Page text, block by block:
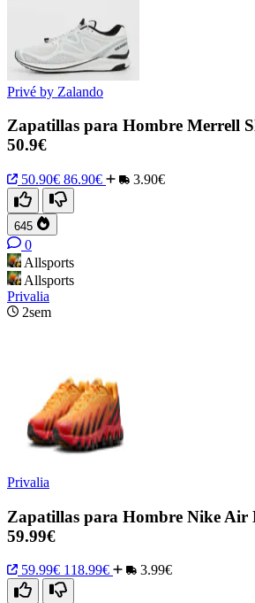
Privé by Zalando
Zapatillas para Hombre Merrell
50.9€
50.90€ 86.90€ 3.90€
645
0
Allsports
Allsports
Privalia
2sem
Privalia
Zapatillas para Hombre Nike Air
59.99€
59.99€ 118.99€ 3.99€